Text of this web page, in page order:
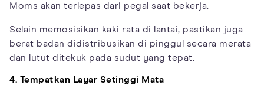
Moms akan terlepas dari pegal saat bekerja.
Selain memosisikan kaki rata di lantai, pastikan juga
berat badan didistribusikan di pinggul secara merata
dan lutut ditekuk pada sudut yang tepat.
4. Tempatkan Layar Setinggi Mata